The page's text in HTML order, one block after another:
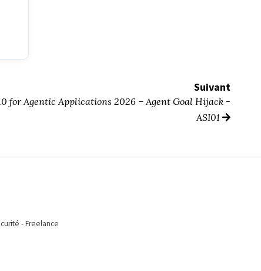
Suivant
for Agentic Applications 2026 – Agent Goal Hijack -
ASI01
- Freelance